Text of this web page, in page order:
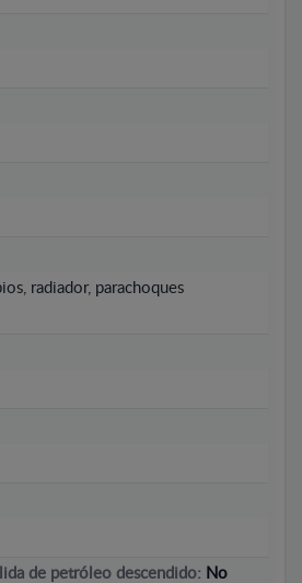
radiador, parachoques
de petróleo descendido: No